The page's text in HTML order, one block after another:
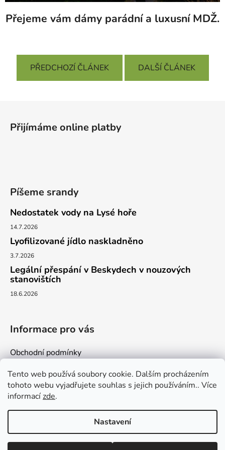
Tento web používá soubory cookie. Dalším procházením
tohoto webu vyjadřujete souhlas s jejich používáním.. Více
informacízde.
Nastavení
Přejeme vám dámy parádní a luxusní MDŽ.
PŘEDCHOZÍ ČLÁNEK DALŠÍ ČLÁNEK
Přijímáme online platby
Píšeme srandy
Nedostatek vody na Lysé hoře
14.7.2026
Lyofilizované jídlo naskladněno
3.7.2026
Legální přespání v Beskydech v nouzových
stanovištích
18.6.2026
Informace pro vás
Obchodní podmínky
Podmínky ochrany osobních údajů
Kontakty
Vytvořil Shoptet